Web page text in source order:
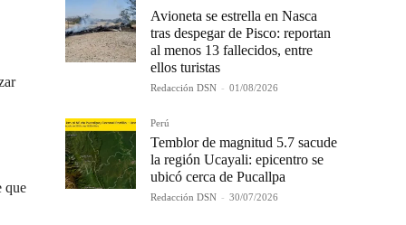
que
Avioneta se estrella en Nasca
tras despegar de Pisco: reportan
al menos 13 fallecidos, entre
ellos turistas
Redacción DSN - 01/08/2026
Perú
Temblor de magnitud 5.7 sacude
la región Ucayali: epicentro se
ubicó cerca de Pucallpa
Redacción DSN - 30/07/2026